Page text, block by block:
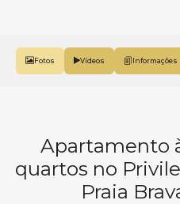
Fotos Vídeos
Apartamento
quartos no
Praia